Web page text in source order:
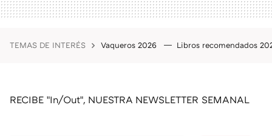
TEMAS DE INTERÉS Vaqueros 2026 Libros recomendados
RECIBE "In/Out", NUESTRA NEWSLETTER SEMANAL